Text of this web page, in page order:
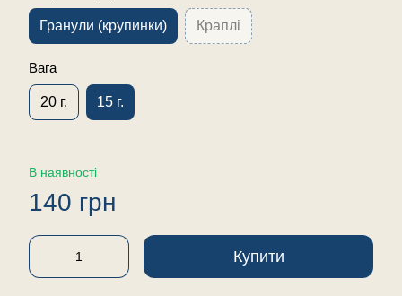
Гранули (крупинки) Краплі
Вага
20 г. 15 г.
В наявності
140 грн
Купити